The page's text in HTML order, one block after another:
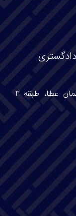
رباط‌کریم، خیابان دادگستری، ساختمان عطا، طبقه ۴